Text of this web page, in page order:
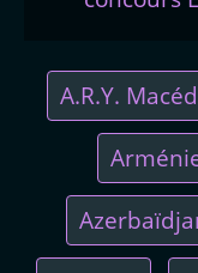
A.R.Y.